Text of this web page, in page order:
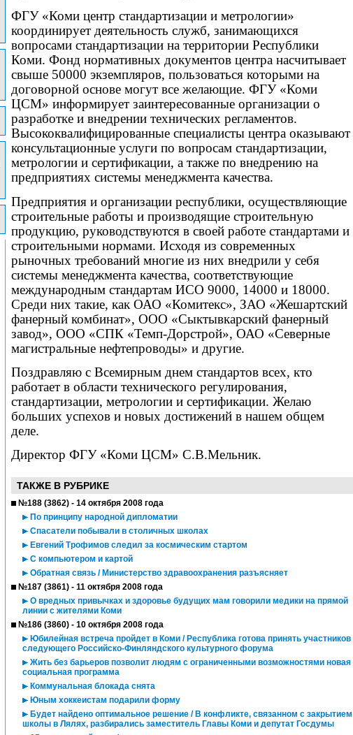
ФГУ «Коми центр стандартизации и метрологии»
координирует деятельность служб, занимающихся
вопросами стандартизации на территории Республики
Коми. Фонд нормативных документов центра насчитывает
свыше 50000 экземпляров, пользоваться которыми на
договорной основе могут все желающие. ФГУ «Коми
ЦСМ» информирует заинтересованные организации о
разработке и внедрении технических регламентов.
Высококвалифицированные специалисты центра оказывают
консультационные услуги по вопросам стандартизации,
метрологии и сертификации, а также по внедрению на
предприятиях системы менеджмента качества.
Предприятия и организации республики, осуществляющие
строительные работы и производящие строительную
продукцию, руководствуются в своей работе стандартами и
строительными нормами. Исходя из современных
рыночных требований многие из них внедрили у себя
системы менеджмента качества, соответствующие
международным стандартам ИСО 9000, 14000 и 18000.
Среди них такие, как ОАО «Комитекс», ЗАО «Жешартский
фанерный комбинат», ООО «Сыктывкарский фанерный
завод», ООО «СПК «Темп-Дорстрой», ОАО «Северные
магистральные нефтепроводы» и другие.
Поздравляю с Всемирным днем стандартов всех, кто
работает в области технического регулирования,
стандартизации, метрологии и сертификации. Желаю
больших успехов и новых достижений в нашем общем
деле.
Директор ФГУ «Коми ЦСМ» С.В.Мельник.
ТАКЖЕ В РУБРИКЕ
№188 (3862) - 14 октября 2008 года
По принципу народной дипломатии
Спасатели побывали в столичных школах
Евгений Трофимов следил за космическим стартом
С компьютером и картой
Обратная связь / Министерство здравоохранения разъясняет
№187 (3861) - 11 октября 2008 года
О вредных привычках и здоровье будущих мам говорили медики на прямой
линии с жителями Коми
№186 (3860) - 10 октября 2008 года
Юбилейная встреча пройдет в Коми / Республика готова принять участников
следующего Российско-Финляндского культурного форума
Жить без барьеров позволит людям с ограниченными возможностями новая
социальная программа
Коммунальная блокада снята
Юным хоккеистам подарили форму
Будет найдено оптимальное решение / В конфликте, связанном с закрытием
школы в Лялях, разбирались заместитель Главы Коми и депутат Госдумы